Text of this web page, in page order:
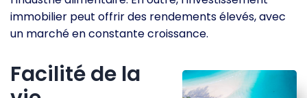
immobilier peut offrir des rendements élevés, avec
un marché en constante croissance.
Facilité de la